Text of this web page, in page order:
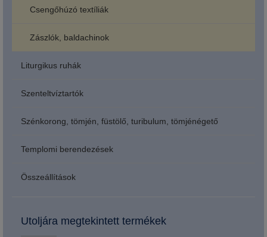
Csengőhúzó textíliák
Zászlók, baldachinok
Liturgikus ruhák
Szenteltvíztartók
Szénkorong, tömjén, füstölő, turibulum, tömjénégető
Templomi berendezések
Összeállítások
Utoljára megtekintett termékek